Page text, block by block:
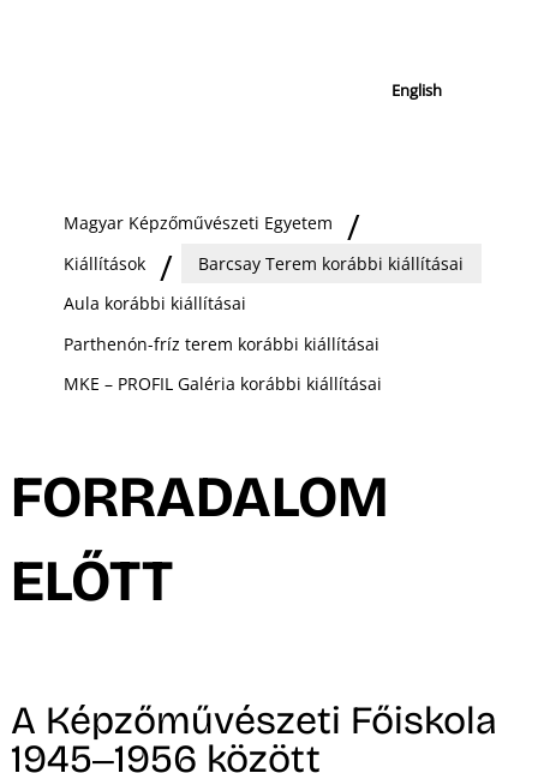
English
Magyar Képzőművészeti Egyetem
Kiállítások
Barcsay Terem korábbi kiállításai
Aula korábbi kiállításai
Parthenón-fríz terem korábbi kiállításai
MKE – PROFIL Galéria korábbi kiállításai
FORRADALOM
ELŐTT
A Képzőművészeti Főiskola
1945‒1956 között